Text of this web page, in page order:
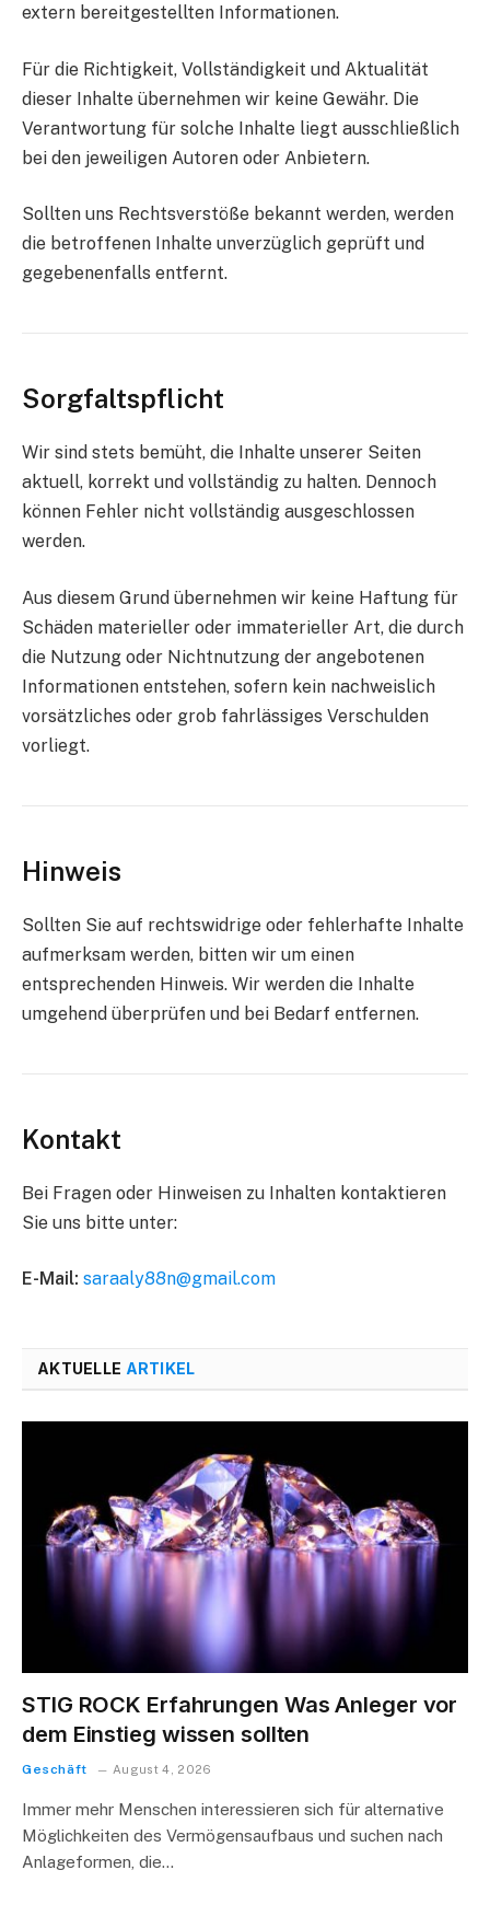
extern bereitgestellten Informationen.
Für die Richtigkeit, Vollständigkeit und Aktualität
dieser Inhalte übernehmen wir keine Gewähr. Die
Verantwortung für solche Inhalte liegt ausschließlich
bei den jeweiligen Autoren oder Anbietern.
Sollten uns Rechtsverstöße bekannt werden, werden
die betroffenen Inhalte unverzüglich geprüft und
gegebenenfalls entfernt.
Sorgfaltspflicht
Wir sind stets bemüht, die Inhalte unserer Seiten
aktuell, korrekt und vollständig zu halten. Dennoch
können Fehler nicht vollständig ausgeschlossen
werden.
Aus diesem Grund übernehmen wir keine Haftung für
Schäden materieller oder immaterieller Art, die durch
die Nutzung oder Nichtnutzung der angebotenen
Informationen entstehen, sofern kein nachweislich
vorsätzliches oder grob fahrlässiges Verschulden
vorliegt.
Hinweis
Sollten Sie auf rechtswidrige oder fehlerhafte Inhalte
aufmerksam werden, bitten wir um einen
entsprechenden Hinweis. Wir werden die Inhalte
umgehend überprüfen und bei Bedarf entfernen.
Kontakt
Bei Fragen oder Hinweisen zu Inhalten kontaktieren
Sie uns bitte unter:
E-Mail: saraaly88n@gmail.com
AKTUELLE ARTIKEL
STIG ROCK Erfahrungen Was Anleger vor
dem Einstieg wissen sollten
Geschäft August 4, 2026
Immer mehr Menschen interessieren sich für alternative
Möglichkeiten des Vermögensaufbaus und suchen nach
Anlageformen, die…